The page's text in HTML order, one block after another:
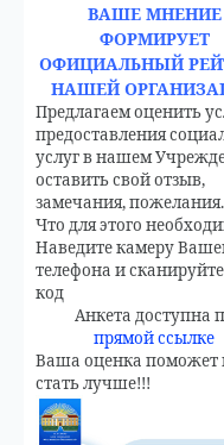
ВАШЕ МНЕНИЕ
ФОРМИРУЕТ
ОФИЦИАЛЬНЫЙ
НАШЕЙ
Предлагаем оценить
предоставления
услуг в нашем
оставить свой отзыв,
замечания, пожелания.
Что для этого
Наведите камеру
телефона и сканируйте
код
Анкета доступна
прямой ссылке
Ваша оценка поможет
стать лучше!!!